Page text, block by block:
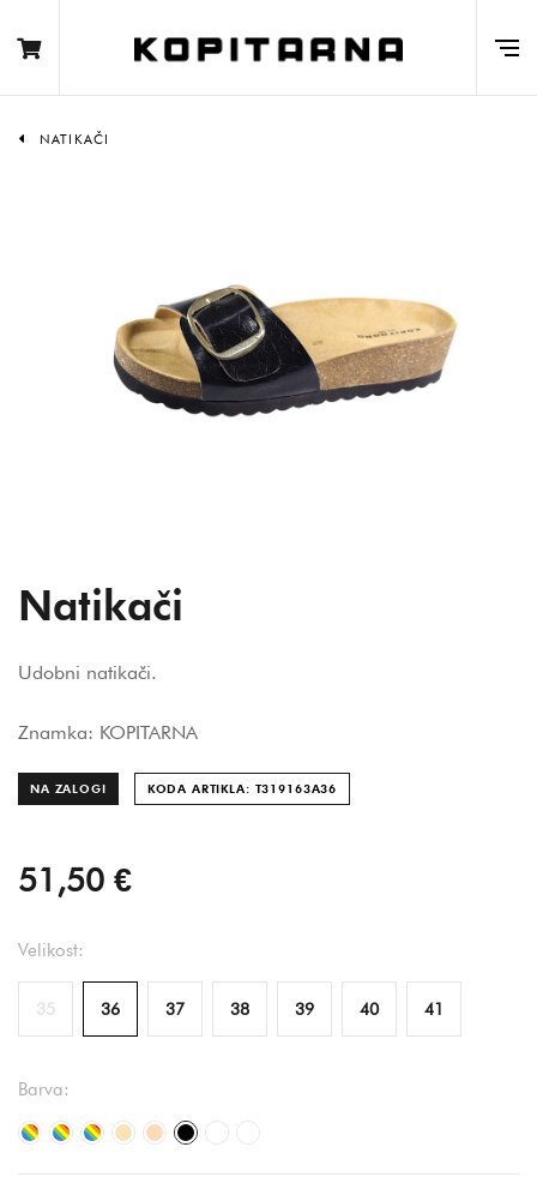
NATIKAČI
Natikači
Udobni natikači.
Znamka: KOPITARNA
NA ZALOGI KODA ARTIKLA: T319163A36
51,50 €
Velikost:
35 36 37 38 39 40 41
Barva:
večbarvna
večbarvna
večbarvna
bežpeščena
črnabelavečbarvno